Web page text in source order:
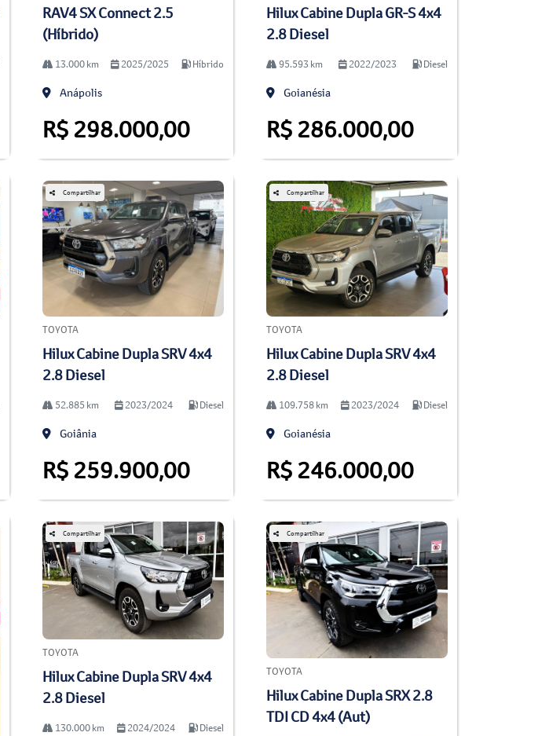
RAV4 SX Connect 2.5
(Híbrido)
13.000 km 2025/2025 Híbrido
Anápolis
R$ 298.000,00
Hilux Cabine Dupla GR-S 4x4
2.8 Diesel
95.593 km 2022/2023 Diesel
Goianésia
R$ 286.000,00
Compartilhar
TOYOTA
Hilux Cabine Dupla SRV 4x4
2.8 Diesel
52.885 km 2023/2024 Diesel
Goiânia
R$ 259.900,00
Compartilhar
TOYOTA
Hilux Cabine Dupla SRV 4x4
2.8 Diesel
109.758 km 2023/2024 Diesel
Goianésia
R$ 246.000,00
Compartilhar
TOYOTA
Hilux Cabine Dupla SRV 4x4
2.8 Diesel
130.000 km 2024/2024 Diesel
Compartilhar
TOYOTA
Hilux Cabine Dupla SRX 2.8
TDI CD 4x4 (Aut)